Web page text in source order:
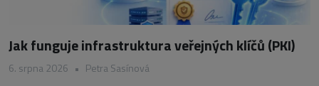
Jak funguje infrastruktura veřejných klíčů (PKI)
6. srpna 2026 • Petra Sasínová